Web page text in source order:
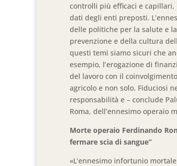
controlli più efficaci e capillari,
dati degli enti preposti.
delle politiche per la salute e
prevenzione e della cultura
questi temi siamo sicuri che
esempio, l’erogazione di
del lavoro con il
agricolo e non solo. Fiduciosi
responsabilità e – conclude
Roma, dell’ennesimo operaio
Morte operaio Ferdinando
fermare scia di sangue”
«L’ennesimo infortunio